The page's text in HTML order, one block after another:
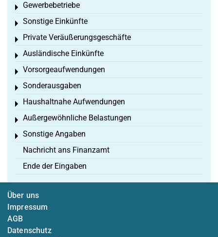
Gewerbebetriebe
Toggle menu
Sonstige Einkünfte
Toggle menu
Private Veräußerungsgeschäfte
Toggle menu
Ausländische Einkünfte
Toggle menu
Vorsorgeaufwendungen
Toggle menu
Sonderausgaben
Toggle menu
Haushaltnahe Aufwendungen
Toggle menu
Außergewöhnliche Belastungen
Toggle menu
Sonstige Angaben
Toggle menu
Nachricht ans Finanzamt
Ende der Eingaben
Über uns
Impressum
AGB
Datenschutz